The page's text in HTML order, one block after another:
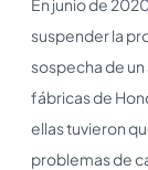
En junio de
suspender la
sospecha de
fábricas de
ellas tuvieron
problemas de